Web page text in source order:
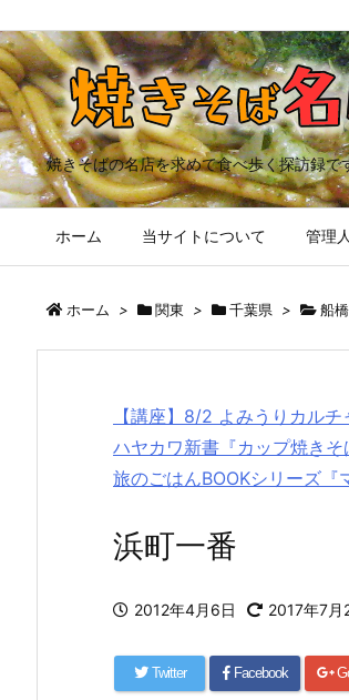
焼きそばの名店を求めて食べ歩く探訪録で
ホーム 当サイトについて 管理
ホーム > 関東 > 千葉県 > 船
【講座】8/2 よみうりカル
ハヤカワ新書『カップ焼きそ
旅のごはんBOOKシリーズ『
浜町一番
2012年4月6日 2017年7月
Twitter Facebook